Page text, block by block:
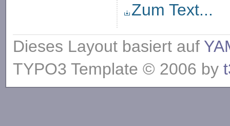
Zum Text...
Dieses Layout basiert auf
TYPO3 Template © 2006 by